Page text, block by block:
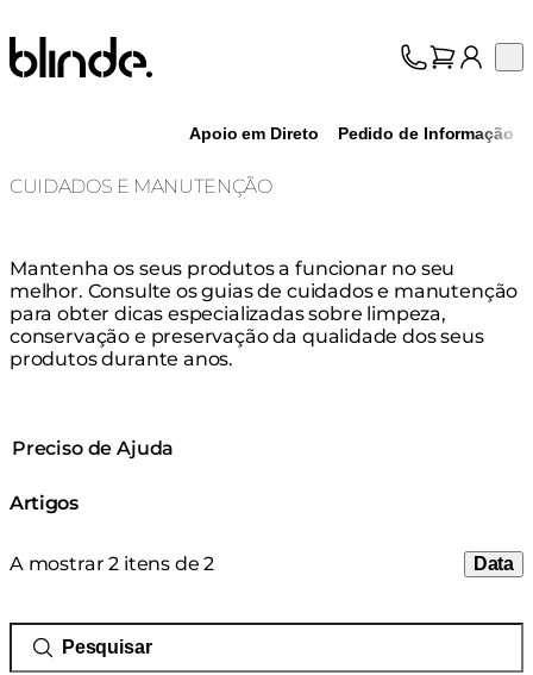
Blinde Design
Apoio em Direto Pedido de Informação
CUIDADOS E MANUTENÇÃO
Mantenha os seus produtos a funcionar no seu
melhor. Consulte os guias de cuidados e manutenção
para obter dicas especializadas sobre limpeza,
conservação e preservação da qualidade dos seus
produtos durante anos.
Preciso de Ajuda
Artigos
A mostrar 2 itens de 2 Data